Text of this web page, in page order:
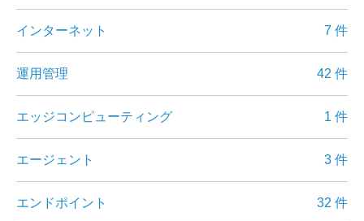
インターネット 7 件
運用管理 42 件
エッジコンピューティング 1 件
エージェント 3 件
エンドポイント 32 件